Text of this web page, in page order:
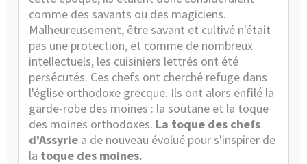
comme des savants ou des magiciens.
Malheureusement, être savant et cultivé n'était
pas une protection, et comme de nombreux
intellectuels, les cuisiniers lettrés ont été
persécutés. Ces chefs ont cherché refuge dans
l'église orthodoxe grecque. Ils ont alors enfilé la
garde-robe des moines : la soutane et la toque
des moines orthodoxes. La toque des chefs
d'Assyrie a de nouveau évolué pour s'inspirer de
la toque des moines.